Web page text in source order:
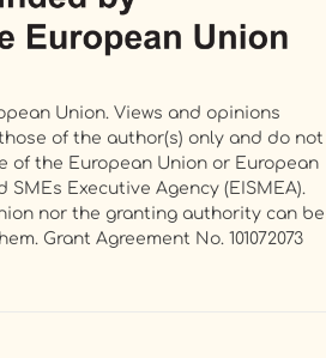
Union. Views and opinions
of the author(s) only and do not
of the European Union or European
SMEs Executive Agency (EISMEA).
nor the granting authority can be
Grant Agreement No. 101072073